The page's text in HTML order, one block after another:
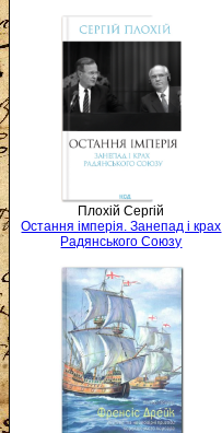
Плохій Сергій
Остання імперія. Занепад і крах
Радянського Союзу